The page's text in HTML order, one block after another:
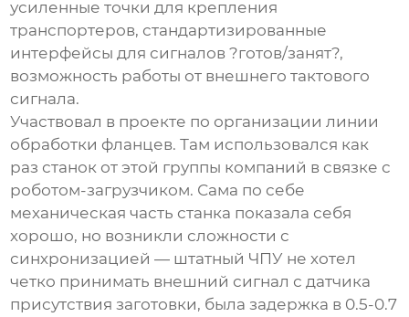
усиленные точки для крепления
транспортеров, стандартизированные
интерфейсы для сигналов ?готов/занят?,
возможность работы от внешнего тактового
сигнала.
Участвовал в проекте по организации линии
обработки фланцев. Там использовался как
раз станок от этой группы компаний в связке с
роботом-загрузчиком. Сама по себе
механическая часть станка показала себя
хорошо, но возникли сложности с
синхронизацией — штатный ЧПУ не хотел
четко принимать внешний сигнал с датчика
присутствия заготовки, была задержка в 0.5-0.7